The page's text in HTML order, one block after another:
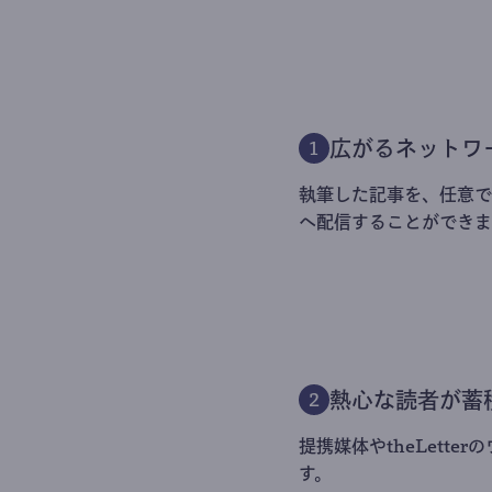
1 広がるネットワ
執筆した記事を、任意
へ配信することができ
2 熱心な読者が蓄
提携媒体やtheLetterの
す。